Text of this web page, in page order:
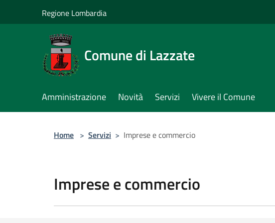
Regione Lombardia
Comune di Lazzate
Amministrazione Novità Servizi Vivere il Comune
Home > Servizi > Imprese e commercio
Imprese e commercio